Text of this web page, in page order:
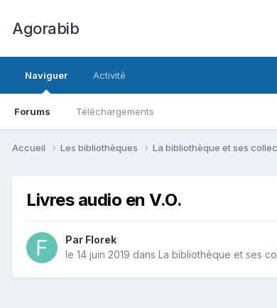
Agorabib
Naviguer
Forums Téléchargements
Activité
Accueil Les bibliothèques La bibliothèque et ses
Livres audio en V.O.
Par Florek
le 14 juin 2019 dans La bibliothèque et ses